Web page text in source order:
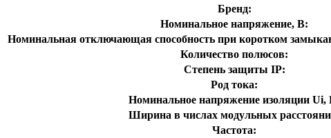
Бренд:
Номинальное напряжение, В:
Номинальная отключающая способность при коротком
Количество полюсов:
Степень защиты IP:
Род тока:
Номинальное напряжение изоляции Ui,
Ширина в числах модульных
Частота: